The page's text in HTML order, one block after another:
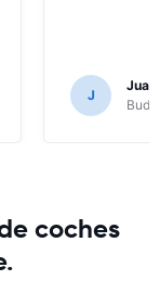
J
Juan
coches